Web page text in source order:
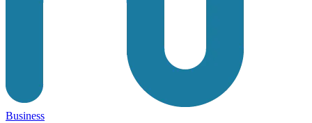
Business